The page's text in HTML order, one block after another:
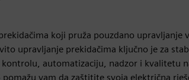
koji pruža pouzdano upravljanje
upravljanje prekidačima ključno je za
kontrolu, automatizaciju, nadzor i kvalitetu
vam da zaštitite svoja električna